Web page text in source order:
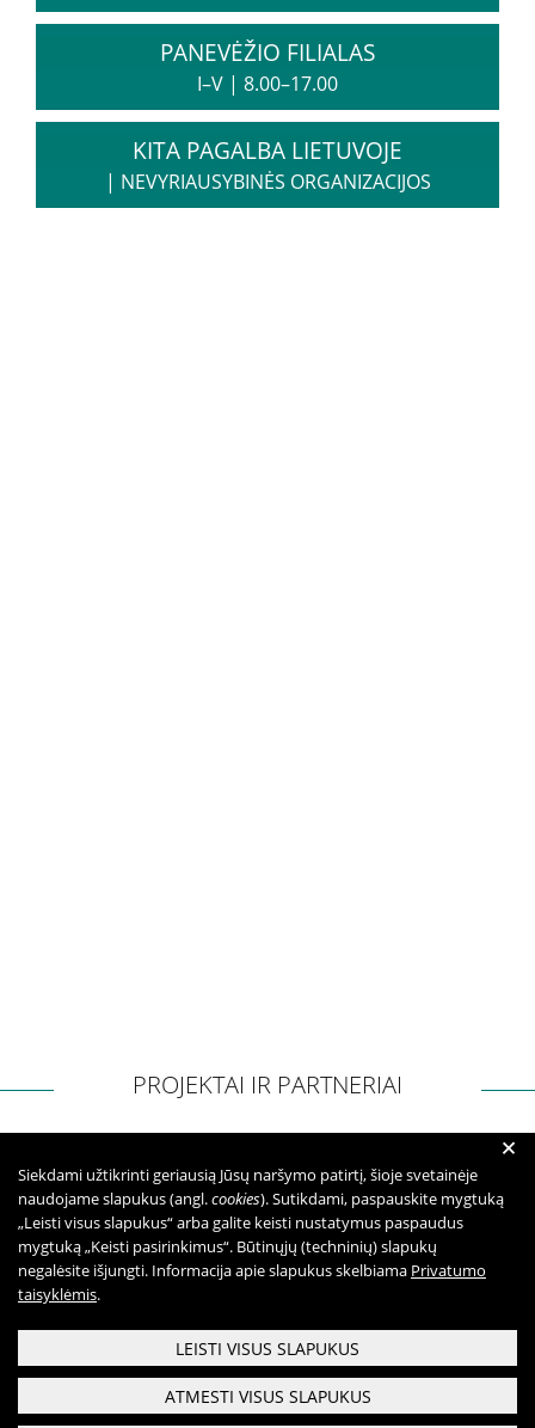
PANEVĖŽIO FILIALAS
I–V | 8.00–17.00
KITA PAGALBA LIETUVOJE
| NEVYRIAUSYBINĖS ORGANIZACIJOS
PROJEKTAI IR PARTNERIAI
+
Siekdami užtikrinti geriausią Jūsų naršymo patirtį, šioje svetainėje
naudojame slapukus (angl.cookies). Sutikdami, paspauskite mygtuką
„Leisti visus slapukus“ arba galite keisti nustatymus paspaudus
mygtuką „Keisti pasirinkimus“. Būtinųjų (techninių) slapukų
negalėsite išjungti. Informacija apie slapukus skelbiama Privatumo
taisyklėmis.
LEISTI VISUS SLAPUKUS
ATMESTI VISUS SLAPUKUS